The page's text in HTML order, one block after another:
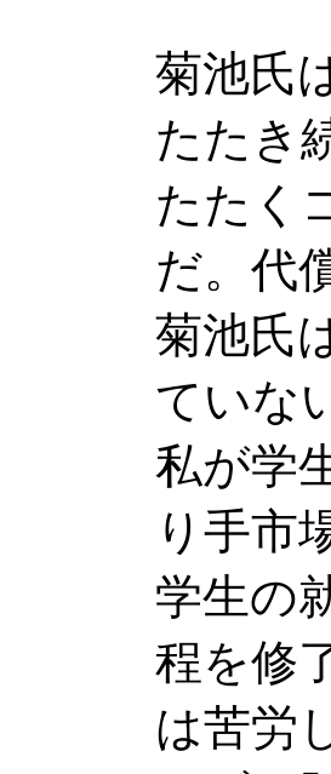
菊池氏
たたき
たたく
だ。代
菊池氏
ていな
私が学
り手市
学生の
程を修
は苦労